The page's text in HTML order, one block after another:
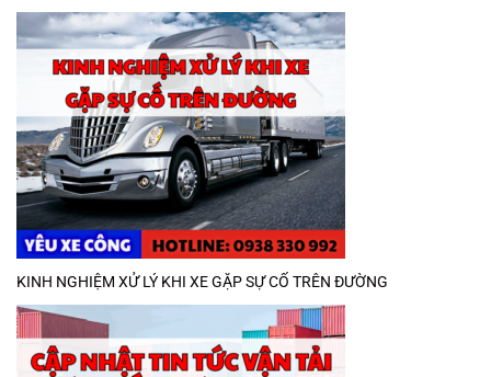
KINH NGHIỆM XỬ LÝ KHI XE GẶP SỰ CỐ TRÊN ĐƯỜNG